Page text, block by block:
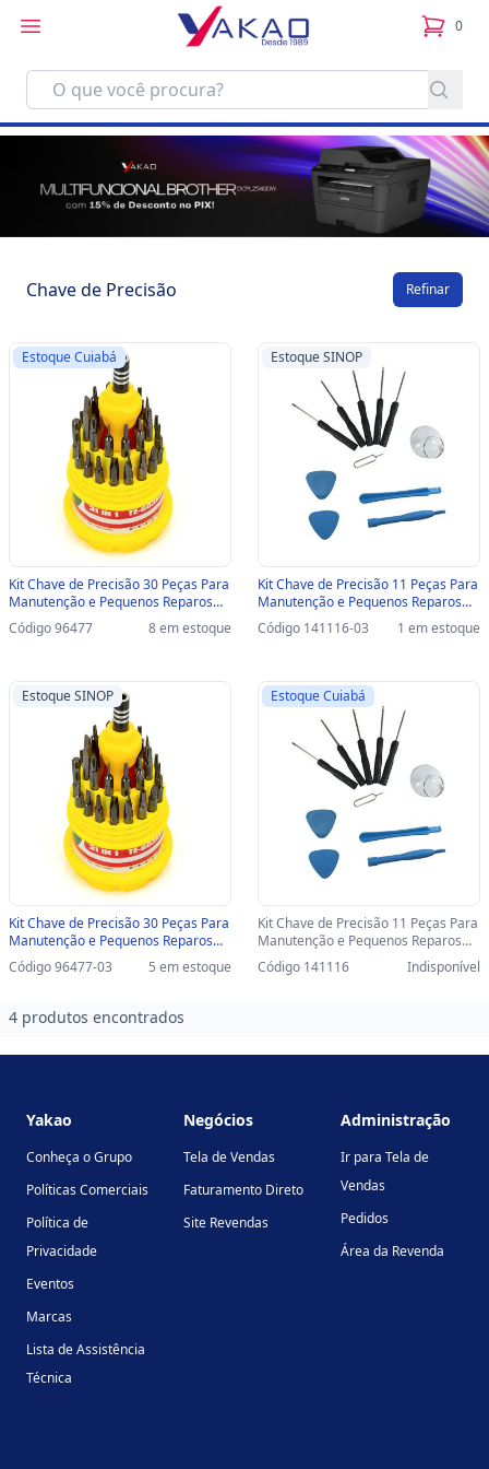
0
itens
Chave de Precisão Refinar
Estoque Cuiabá
Kit Chave de Precisão 30 Peças Para
Manutenção e Pequenos Reparos
com Ima Exbom - TE-6036A - TE-
6036A - 2168
Código 96477 8 em estoque
Estoque SINOP
Kit Chave de Precisão 11 Peças Para
Manutenção e Pequenos Reparos
em Celulares e Tablets X-Cell - XC-
KC1-SINOP-03 - XC-KC1
Código 141116-03 1 em estoque
Estoque SINOP
Kit Chave de Precisão 30 Peças Para
Manutenção e Pequenos Reparos
com Ima Exbom - TE-6036A-SINOP-
03 - TE-6036A - 2168
Código 96477-03 5 em estoque
Estoque Cuiabá
Kit Chave de Precisão 11 Peças Para
Manutenção e Pequenos Reparos
em Celulares e Tablets X-Cell - XC-
KC1 - XC-KC1
Código 141116 Indisponível
4 produtos encontrados
Yakao
Conheça o Grupo
Políticas Comerciais
Política de
Privacidade
Eventos
Marcas
Lista de Assistência
Técnica
Negócios
Tela de Vendas
Faturamento Direto
Site Revendas
Administração
Ir para Tela de
Vendas
Pedidos
Área da Revenda